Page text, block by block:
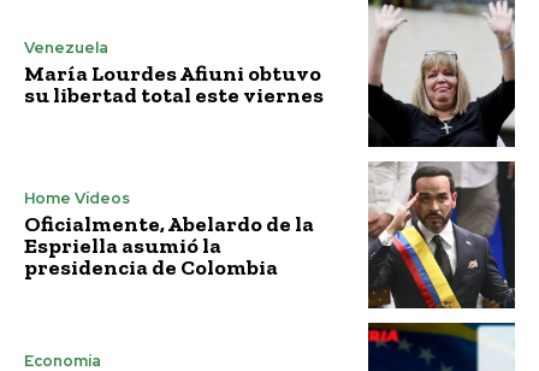
Venezuela
María Lourdes Afiuni obtuvo
su libertad total este viernes
Home Vídeos
Oficialmente, Abelardo de la
Espriella asumió la
presidencia de Colombia
Economía